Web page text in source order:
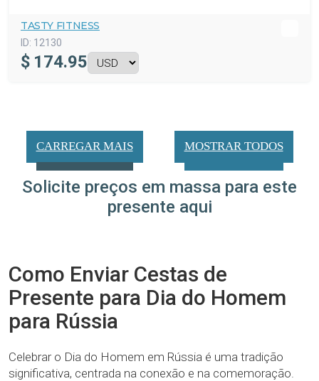
TASTY FITNESS
ID: 12130
$ 174.95
CARREGAR MAIS MOSTRAR TODOS
Solicite preços em massa para este
presente aqui
Como Enviar Cestas de
Presente para Dia do Homem
para Rússia
Celebrar o Dia do Homem em Rússia é uma tradição
significativa, centrada na conexão e na comemoração.